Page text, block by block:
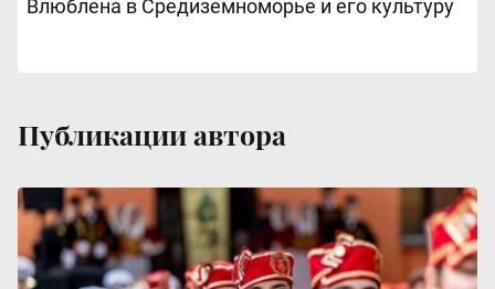
Влюблена в Средиземноморье и его культуру
Публикации автора